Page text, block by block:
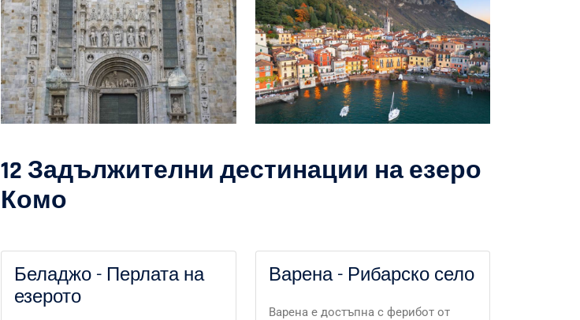
12 Задължителни дестинации на езеро
Комо
Беладжо - Перлата на
езерото
Варена - Рибарско село
Варена е достъпна с ферибот от